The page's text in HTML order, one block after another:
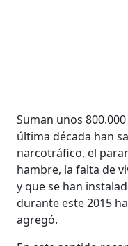
Suman unos
última década han
narcotráfico, el
hambre, la falta de
y que se han
durante este 2015
agregó.